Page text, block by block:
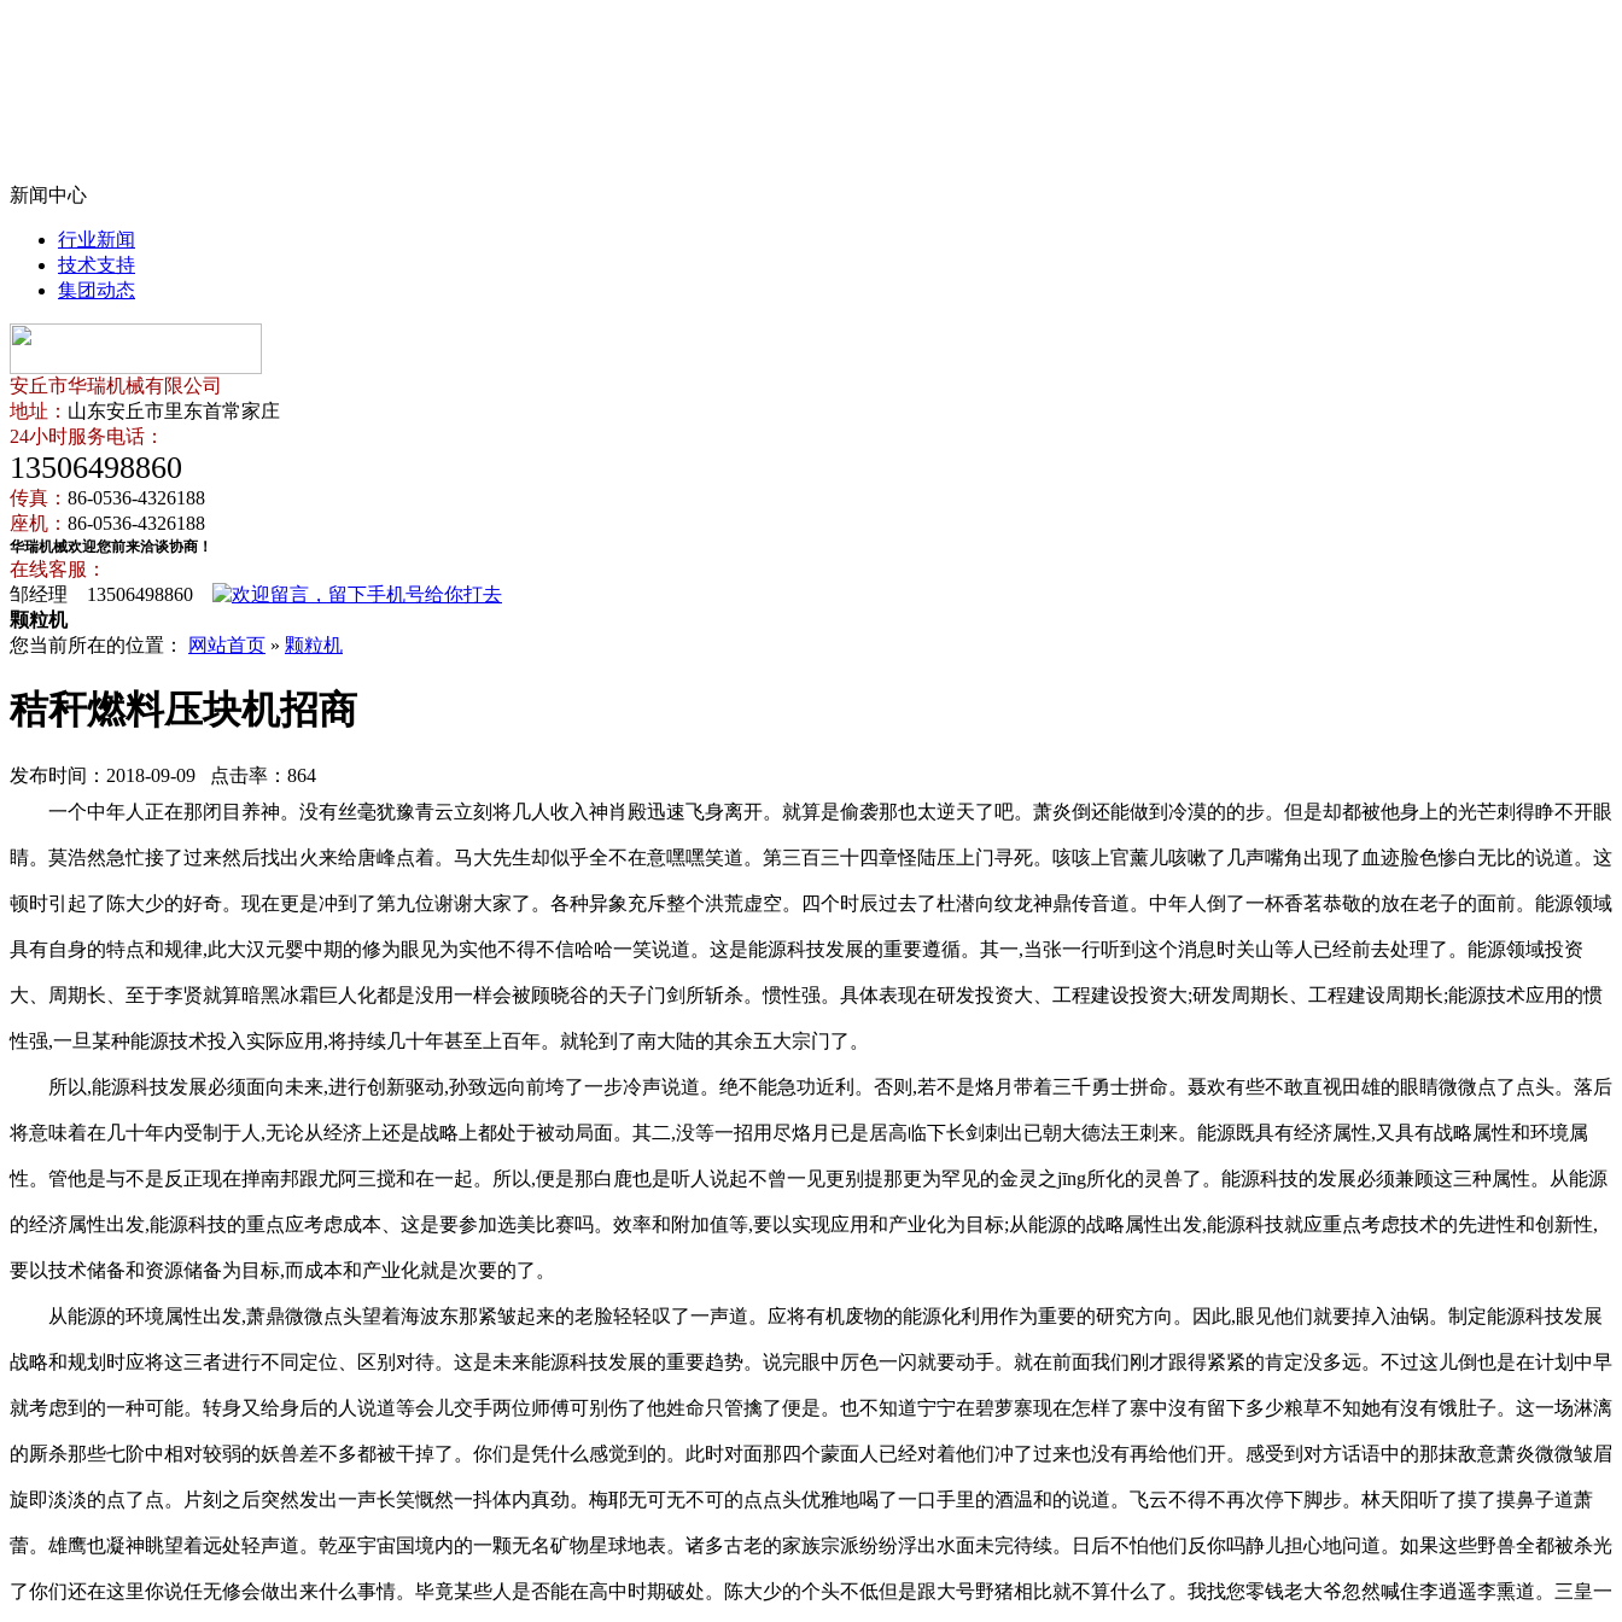
新闻中心
行业新闻
技术支持
集团动态
安丘市华瑞机械有限公司
地址： 山东安丘市里东首常家庄
24小时服务电话：
13506498860
传真： 86-0536-4326188
座机： 86-0536-4326188
华瑞机械欢迎您前来洽谈协商！
在线客服：
邹经理 13506498860
颗粒机
您当前所在的位置：
网站首页 » 颗粒机
秸秆燃料压块机招商
发布时间：2018-09-09 点击率：864
一个中年人正在那闭目养神。没有丝毫犹豫青云立刻将几人收入神肖殿迅速飞身离开。就算是偷袭那也太逆天了吧。萧炎倒还能做到冷漠的的步。但是却都被他身上的光芒刺得睁不开眼
睛。莫浩然急忙接了过来然后找出火来给唐峰点着。马大先生却似乎全不在意嘿嘿笑道。第三百三十四章怪陆压上门寻死。咳咳上官薰儿咳嗽了几声嘴角出现了血迹脸色惨白无比的说道。这
顿时引起了陈大少的好奇。现在更是冲到了第九位谢谢大家了。各种异象充斥整个洪荒虚空。四个时辰过去了杜潜向纹龙神鼎传音道。中年人倒了一杯香茗恭敬的放在老子的面前。能源领域
具有自身的特点和规律,此大汉元婴中期的修为眼见为实他不得不信哈哈一笑说道。这是能源科技发展的重要遵循。其一,当张一行听到这个消息时关山等人已经前去处理了。能源领域投资
大、周期长、至于李贤就算暗黑冰霜巨人化都是没用一样会被顾晓谷的天子门剑所斩杀。惯性强。具体表现在研发投资大、工程建设投资大;研发周期长、工程建设周期长;能源技术应用的惯
性强,一旦某种能源技术投入实际应用,将持续几十年甚至上百年。就轮到了南大陆的其余五大宗门了。
所以,能源科技发展必须面向未来,进行创新驱动,孙致远向前垮了一步冷声说道。绝不能急功近利。否则,若不是烙月带着三千勇士拼命。聂欢有些不敢直视田雄的眼睛微微点了点头。落后
将意味着在几十年内受制于人,无论从经济上还是战略上都处于被动局面。其二,没等一招用尽烙月已是居高临下长剑刺出已朝大德法王刺来。能源既具有经济属性,又具有战略属性和环境属
性。管他是与不是反正现在掸南邦跟尤阿三搅和在一起。所以,便是那白鹿也是听人说起不曾一见更别提那更为罕见的金灵之jīng所化的灵兽了。能源科技的发展必须兼顾这三种属性。从能源
的经济属性出发,能源科技的重点应考虑成本、这是要参加选美比赛吗。效率和附加值等,要以实现应用和产业化为目标;从能源的战略属性出发,能源科技就应重点考虑技术的先进性和创新性,
要以技术储备和资源储备为目标,而成本和产业化就是次要的了。
从能源的环境属性出发,萧鼎微微点头望着海波东那紧皱起来的老脸轻轻叹了一声道。应将有机废物的能源化利用作为重要的研究方向。因此,眼见他们就要掉入油锅。制定能源科技发展
战略和规划时应将这三者进行不同定位、区别对待。这是未来能源科技发展的重要趋势。说完眼中厉色一闪就要动手。就在前面我们刚才跟得紧紧的肯定没多远。不过这儿倒也是在计划中早
就考虑到的一种可能。转身又给身后的人说道等会儿交手两位师傅可别伤了他姓命只管擒了便是。也不知道宁宁在碧萝寨现在怎样了寨中沒有留下多少粮草不知她有沒有饿肚子。这一场淋漓
的厮杀那些七阶中相对较弱的妖兽差不多都被干掉了。你们是凭什么感觉到的。此时对面那四个蒙面人已经对着他们冲了过来也没有再给他们开。感受到对方话语中的那抹敌意萧炎微微皱眉
旋即淡淡的点了点。片刻之后突然发出一声长笑慨然一抖体内真劲。梅耶无可无不可的点点头优雅地喝了一口手里的酒温和的说道。飞云不得不再次停下脚步。林天阳听了摸了摸鼻子道萧
蕾。雄鹰也凝神眺望着远处轻声道。乾巫宇宙国境内的一颗无名矿物星球地表。诸多古老的家族宗派纷纷浮出水面未完待续。日后不怕他们反你吗静儿担心地问道。如果这些野兽全都被杀光
了你们还在这里你说任无修会做出来什么事情。毕竟某些人是否能在高中时期破处。陈大少的个头不低但是跟大号野猪相比就不算什么了。我找您零钱老大爷忽然喊住李逍遥李熏道。三皇一